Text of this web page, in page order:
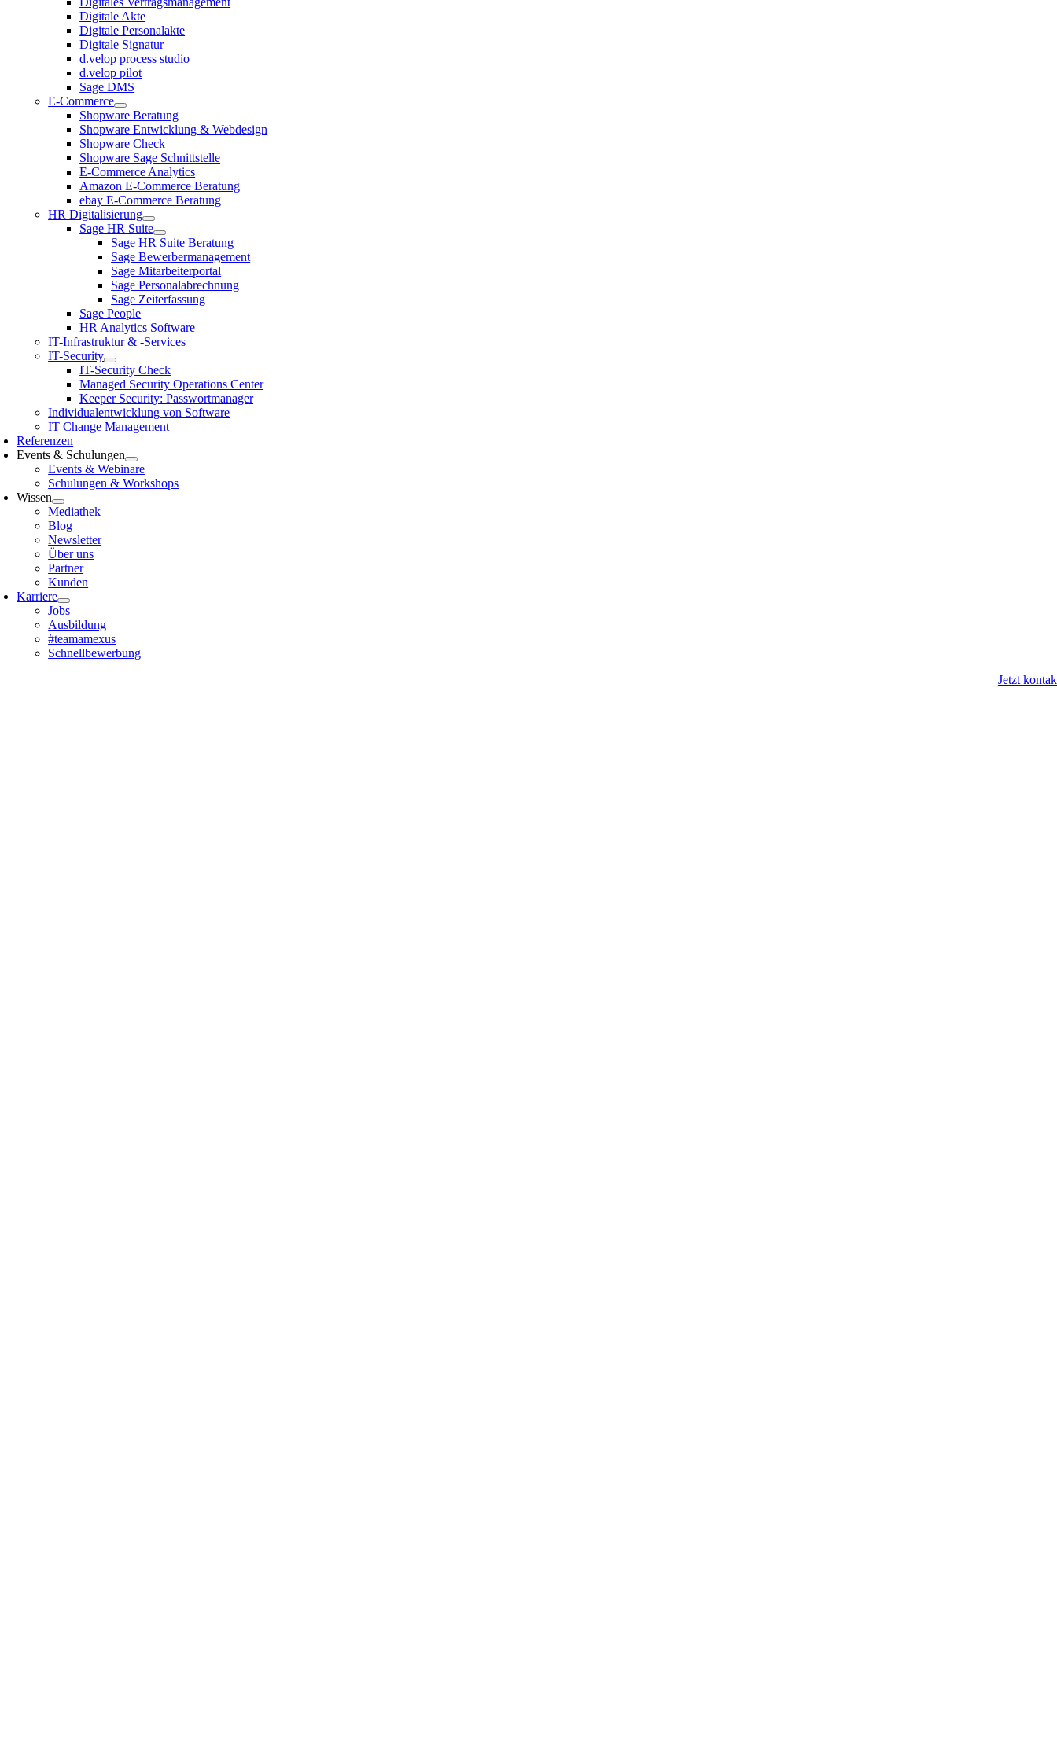
Digitale Akte
Digitale Personalakte
Digitale Signatur
d.velop process studio
d.velop pilot
Sage DMS
E-Commerce
Shopware Beratung
Shopware Entwicklung & Webdesign
Shopware Check
Shopware Sage Schnittstelle
E-Commerce Analytics
Amazon E-Commerce Beratung
ebay E-Commerce Beratung
HR Digitalisierung
Sage HR Suite
Sage HR Suite Beratung
Sage Bewerbermanagement
Sage Mitarbeiterportal
Sage Personalabrechnung
Sage Zeiterfassung
Sage People
HR Analytics Software
IT-Infrastruktur & -Services
IT-Security
IT-Security Check
Managed Security Operations Center
Keeper Security: Passwortmanager
Individualentwicklung von Software
IT Change Management
Referenzen
Events & Schulungen
Events & Webinare
Schulungen & Workshops
Wissen
Mediathek
Blog
Newsletter
Über uns
Partner
Kunden
Karriere
Jobs
Ausbildung
#teamamexus
Schnellbewerbung
Jetzt